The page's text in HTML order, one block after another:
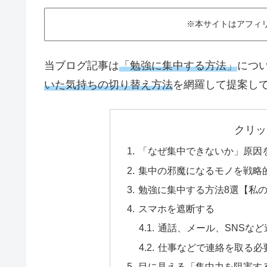
※本サイトはアフィ
当ブログ記事は「勉強に集中する方法」につ
いた気持ちの切り替え方法を網羅して提案し
クリ
「なぜ集中できないか」原
集中の邪魔になるモノを戦略
勉強に集中する方法8選【私
スマホを遮断する
通話、メール、SNSな
仕事などで連絡を取る必